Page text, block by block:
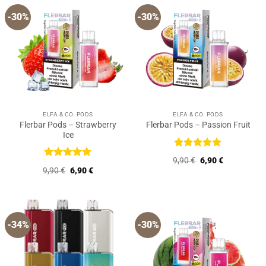
-30%
ELFA & CO. PODS
Flerbar Pods – Strawberry
Ice
Bewertet
mit 5 von
9,90€ Ursprünglicher
Preis
6,90€Aktueller
-30%
ELFA & CO. PODS
Flerbar Pods – Passion Fruit
Bewertet
mit 5 von
9,90€ Ursprünglicher
Preis
6,90€Aktueller
-34% -30%